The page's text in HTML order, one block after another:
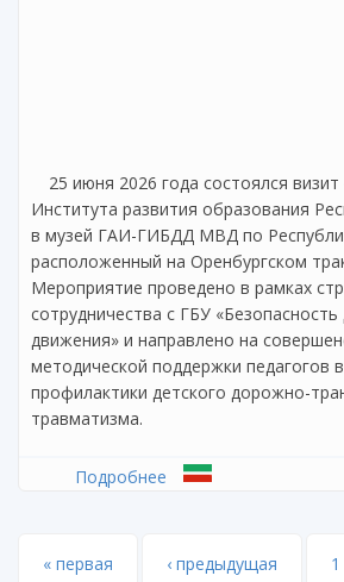
25 июня 2026 года состоялся визит
Института развития образования
в музей ГАИ-ГИБДД МВД по
расположенный на Оренбургском
Мероприятие проведено в рамках
сотрудничества с ГБУ
движения» и направлено на
методической поддержки педагогов
профилактики детского дорожно-
травматизма.
Подробнее о Сотрудники
посетили музей
Страницы
« первая ‹ предыдущая 1